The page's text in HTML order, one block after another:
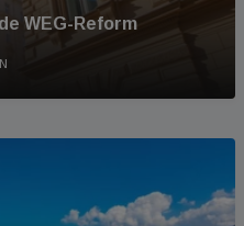
WEG-Reform